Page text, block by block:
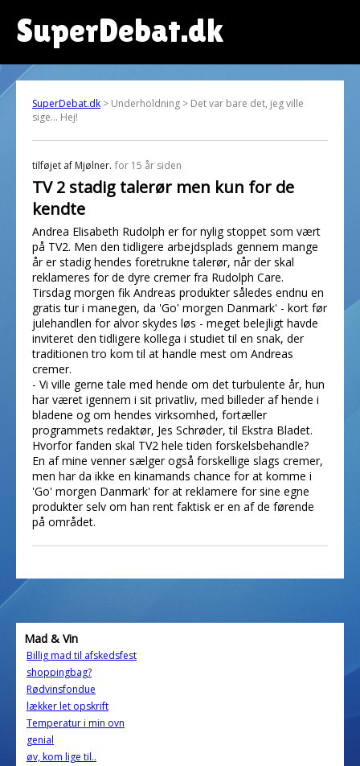
SuperDebat.dk
SuperDebat.dk > Underholdning > Det var bare det, jeg ville
sige... Hej!
tilføjet af Mjølner. for 15 år siden
TV 2 stadig talerør men kun for de
kendte
Andrea Elisabeth Rudolph er for nylig stoppet som vært
på TV2. Men den tidligere arbejdsplads gennem mange
år er stadig hendes foretrukne talerør, når der skal
reklameres for de dyre cremer fra Rudolph Care.
Tirsdag morgen fik Andreas produkter således endnu en
gratis tur i manegen, da 'Go' morgen Danmark' - kort før
julehandlen for alvor skydes løs - meget belejligt havde
inviteret den tidligere kollega i studiet til en snak, der
traditionen tro kom til at handle mest om Andreas
cremer.
- Vi ville gerne tale med hende om det turbulente år, hun
har været igennem i sit privatliv, med billeder af hende i
bladene og om hendes virksomhed, fortæller
programmets redaktør, Jes Schrøder, til Ekstra Bladet.
Hvorfor fanden skal TV2 hele tiden forskelsbehandle?
En af mine venner sælger også forskellige slags cremer,
men har da ikke en kinamands chance for at komme i
'Go' morgen Danmark' for at reklamere for sine egne
produkter selv om han rent faktisk er en af de førende
på området.
Mad & Vin
Billig mad til afskedsfest
shoppingbag?
Rødvinsfondue
lækker let opskrift
Temperatur i min ovn
genial
øv, kom lige til..